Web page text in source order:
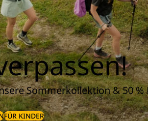
Sommerkollektion & 50
FÜR KINDER